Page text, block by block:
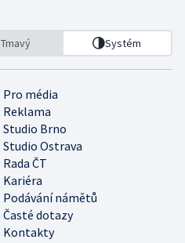
Tmavý Systém
Pro média
Reklama
Studio Brno
Studio Ostrava
Rada ČT
Kariéra
Podávání námětů
Časté dotazy
Kontakty